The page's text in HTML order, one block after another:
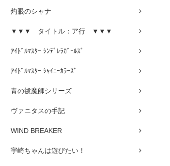
灼眼のシャナ
▼▼▼ タイトル：ア行 ▼▼▼
ｱｲﾄﾞﾙﾏｽﾀｰ ｼﾝﾃﾞﾚﾗｶﾞｰﾙｽﾞ
ｱｲﾄﾞﾙﾏｽﾀｰ ｼｬｲﾆｰｶﾗｰｽﾞ
青の祓魔師シリーズ
ヴァニタスの手記
WIND BREAKER
宇崎ちゃんは遊びたい！